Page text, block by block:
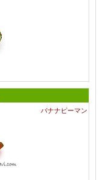
バナナピーマン